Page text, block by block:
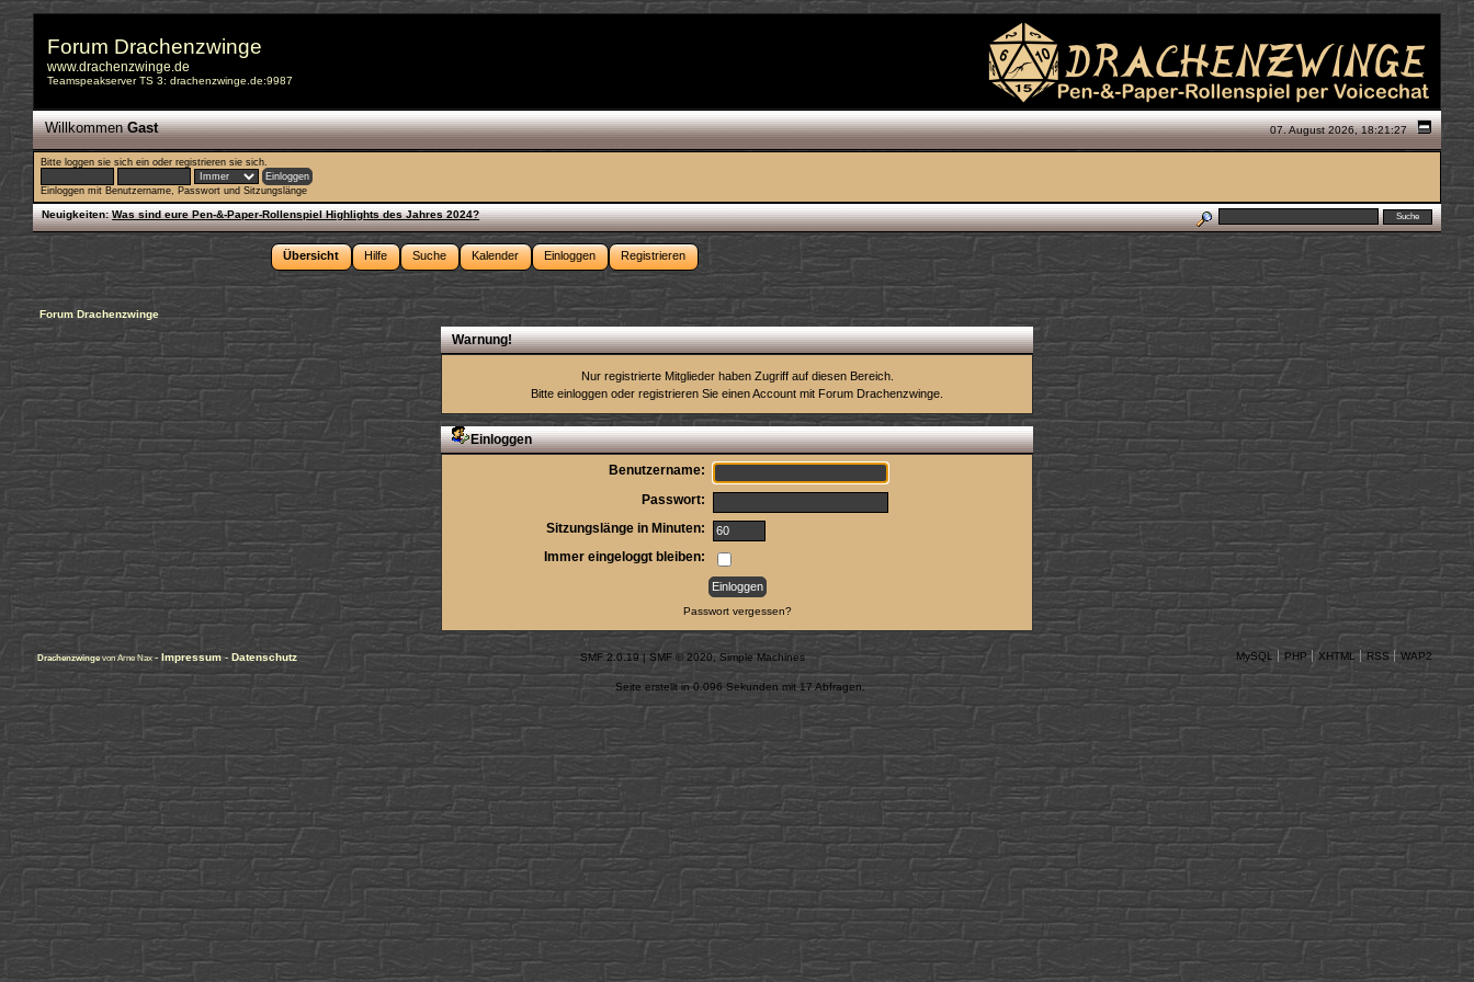
Forum Drachenzwinge
www.drachenzwinge.de
Teamspeakserver TS 3: drachenzwinge.de:9987
07. August 2026, 18:21:27
WillkommenGast
Bitte loggen sie sich ein oderregistrieren sie sich.
Einloggen mit Benutzername, Passwort und Sitzungslänge
Neuigkeiten: Was sind eure Pen-&-Paper-Rollenspiel Highlights des Jahres 2024?
Übersicht Hilfe Suche Kalender Einloggen Registrieren
Forum Drachenzwinge
Warnung!
Nur registrierte Mitglieder haben Zugriff auf diesen Bereich.
Bitte einloggen oder registrieren Sie einen Account mit Forum Drachenzwinge.
Einloggen
Benutzername:
Passwort:
Sitzungslänge in Minuten:
Immer eingeloggt bleiben:
Passwort vergessen?
Drachenzwingevon Arne Nax - Impressum- Datenschutz SMF 2.0.19| SMF © 2020 Simple Machines MySQL PHP XHTML RSS WAP2
Seite erstellt in 0.096 Sekunden mit 17 Abfragen.